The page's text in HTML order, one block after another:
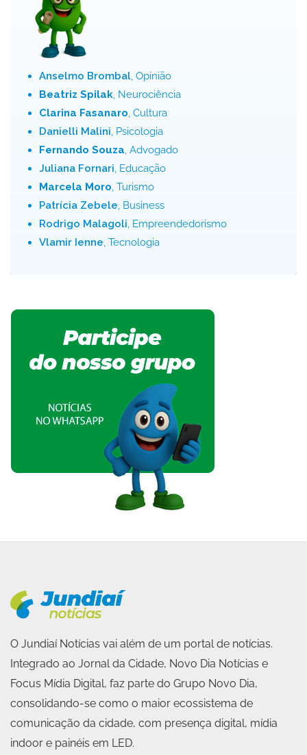
Anselmo Brombal, Opinião
Beatriz Spilak, Neurociência
Clarina Fasanaro, Cultura
Danielli Malini, Psicologia
Fernando Souza, Advogado
Juliana Fornari, Educação
Marcela Moro, Turismo
Patrícia Zebele, Business
Rodrigo Malagoli, Empreendedorismo
Vlamir Ienne, Tecnologia
O Jundiaí Notícias vai além de um portal de notícias.
Integrado ao Jornal da Cidade, Novo Dia Notícias e
Focus Mídia Digital, faz parte do Grupo Novo Dia,
consolidando-se como o maior ecossistema de
comunicação da cidade, com presença digital, mídia
indoor e painéis em LED.